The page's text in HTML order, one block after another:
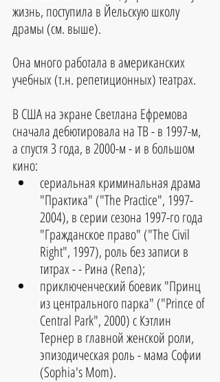
жизнь, поступила в Йельскую школу
драмы (см. выше).
Она много работала в американских
учебных (т.н. репетиционных) театрах.
В США на экране Светлана Ефремова
сначала дебютировала на ТВ - в 1997-м,
а спустя 3 года, в 2000-м - и в большом
кино:
сериальная криминальная драма
"Практика" ("The Practice", 1997-
2004), в серии сезона 1997-го года
"Гражданское право" ("The Civil
Right", 1997), роль без записи в
титрах - - Рина (Rena);
приключенческий боевик "Принц
из центрального парка" ("Prince of
Central Park", 2000) с Кэтлин
Тернер в главной женской роли,
эпизодическая роль - мама Софии
(Sophia's Mom).